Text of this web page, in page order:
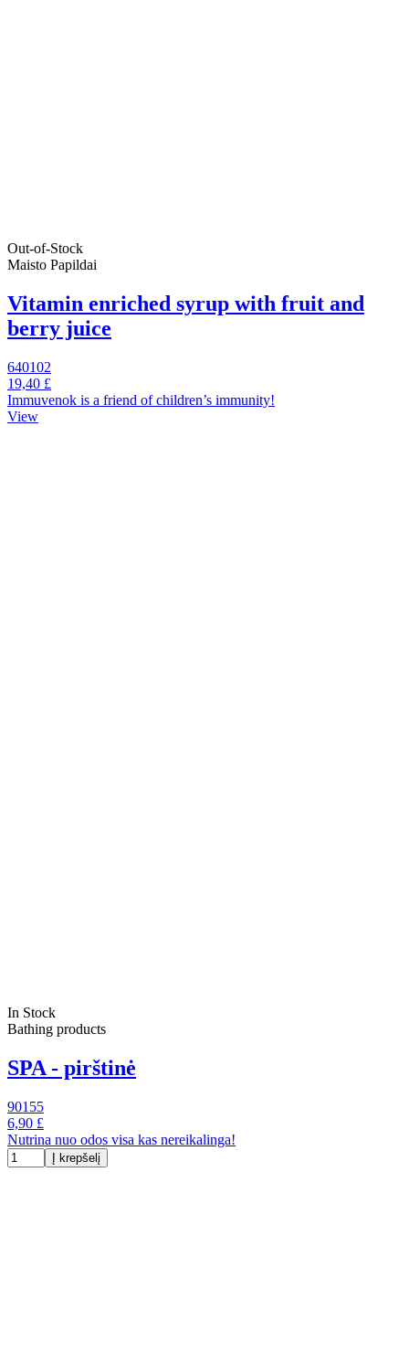
Out-of-Stock
Maisto Papildai
Vitamin enriched syrup with fruit and
berry juice
640102
19,40 £
Immuvenok is a friend of children’s immunity!
View
In Stock
Bathing products
SPA - pirštinė
90155
6,90 £
Nutrina nuo odos visa kas nereikalinga!
Į krepšelį